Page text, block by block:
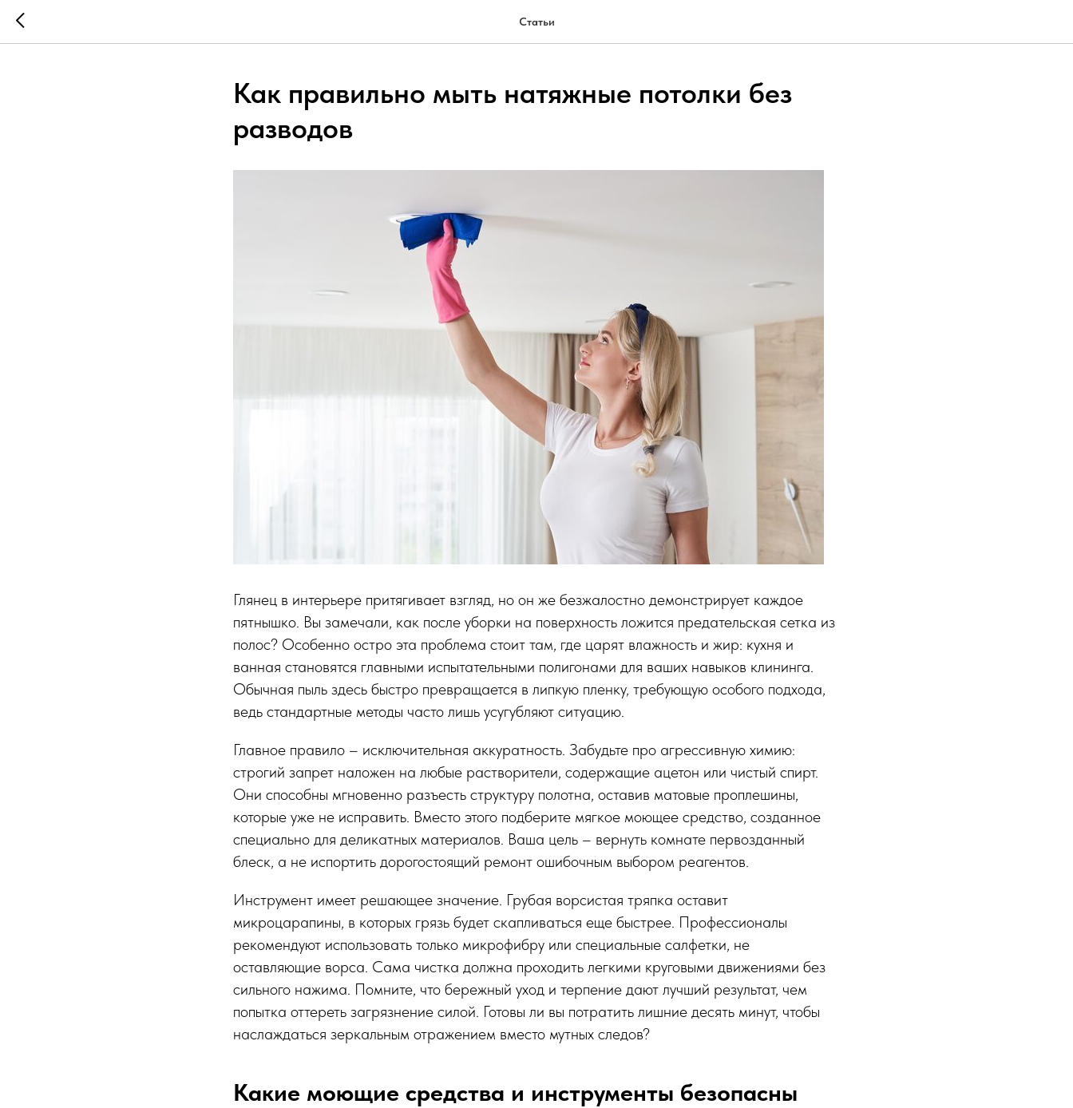
Статьи
Как правильно мыть натяжные потолки без
разводов
Глянец в интерьере притягивает взгляд, но он же безжалостно демонстрирует каждое
пятнышко. Вы замечали, как после уборки на поверхность ложится предательская сетка из
полос? Особенно остро эта проблема стоит там, где царят влажность и жир: кухня и
ванная становятся главными испытательными полигонами для ваших навыков клининга.
Обычная пыль здесь быстро превращается в липкую пленку, требующую особого подхода,
ведь стандартные методы часто лишь усугубляют ситуацию.
Главное правило – исключительная аккуратность. Забудьте про агрессивную химию:
строгий запрет наложен на любые растворители, содержащие ацетон или чистый спирт.
Они способны мгновенно разъесть структуру полотна, оставив матовые проплешины,
которые уже не исправить. Вместо этого подберите мягкое моющее средство, созданное
специально для деликатных материалов. Ваша цель – вернуть комнате первозданный
блеск, а не испортить дорогостоящий ремонт ошибочным выбором реагентов.
Инструмент имеет решающее значение. Грубая ворсистая тряпка оставит
микроцарапины, в которых грязь будет скапливаться еще быстрее. Профессионалы
рекомендуют использовать только микрофибру или специальные салфетки, не
оставляющие ворса. Сама чистка должна проходить легкими круговыми движениями без
сильного нажима. Помните, что бережный уход и терпение дают лучший результат, чем
попытка оттереть загрязнение силой. Готовы ли вы потратить лишние десять минут, чтобы
наслаждаться зеркальным отражением вместо мутных следов?
Какие моющие средства и инструменты безопасны